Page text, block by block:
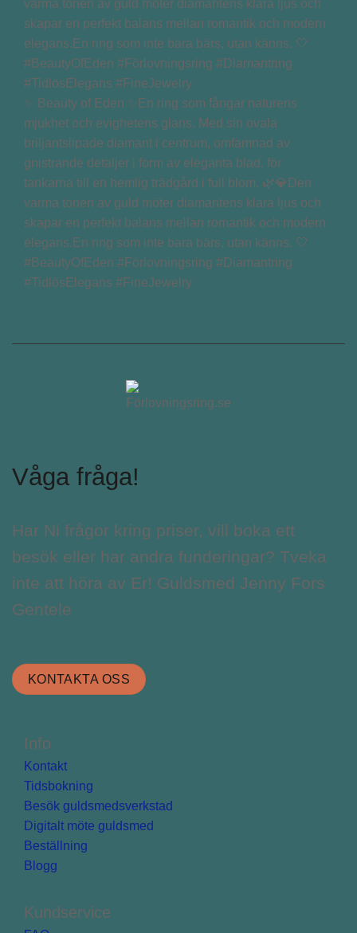
✨ Beauty of Eden ✨En ring som fångar naturens
mjukhet och evighetens glans. Med sin ovala
briljantslipade diamant i centrum, omfamnad av
gnistrande detaljer i form av eleganta blad, för
tankarna till en hemlig trädgård i full blom. 🌿💎Den
varma tonen av guld möter diamantens klara ljus och
skapar en perfekt balans mellan romantik och modern
elegans.En ring som inte bara bärs, utan känns. 🤍
#BeautyOfEden #Förlovningsring #Diamantring
#TidlösElegans #FineJewelry
Våga fråga!
Har Ni frågor kring priser, vill boka ett
besök eller har andra funderingar? Tveka
inte att höra av Er! Guldsmed Jenny Fors
Gentele
KONTAKTA OSS
Info
Kontakt
Tidsbokning
Besök guldsmedsverkstad
Digitalt möte guldsmed
Beställning
Blogg
Kundservice